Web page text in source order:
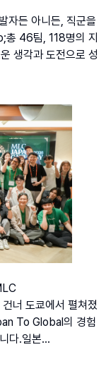
자든 아니든, 직군을
총 46팀, 118명의 지
생각과 도전으로 성
너 도쿄에서 펼쳐졌
To Global의 경험
다.일본...